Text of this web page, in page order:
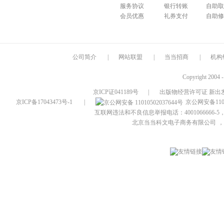
服务协议
会员优惠
银行转账
礼券支付
自助
自助
公司简介 网站联盟 当当招商 机构
Copyright 2004
京ICP证041189号
出版物经营许可证 新出
京ICP备17043473号-1
京公网安备
互联网违法和不良信息举报电话：4001066666-5
北京当当科文电子商务有限公司